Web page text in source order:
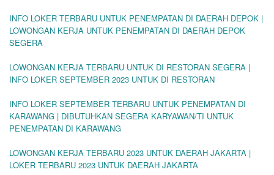
INFO LOKER TERBARU UNTUK PENEMPATAN DI DAERAH DEPOK |
LOWONGAN KERJA UNTUK PENEMPATAN DI DAERAH DEPOK
SEGERA
LOWONGAN KERJA TERBARU UNTUK DI RESTORAN SEGERA |
INFO LOKER SEPTEMBER 2023 UNTUK DI RESTORAN
INFO LOKER SEPTEMBER TERBARU UNTUK PENEMPATAN DI
KARAWANG | DIBUTUHKAN SEGERA KARYAWAN/TI UNTUK
PENEMPATAN DI KARAWANG
LOWONGAN KERJA TERBARU 2023 UNTUK DAERAH JAKARTA |
LOKER TERBARU 2023 UNTUK DAERAH JAKARTA